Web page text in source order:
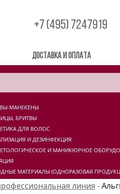
+7 (495) 7247919
Доставка и оплата
МАНЕКЕНЫ
БРИТВЫ
ДЛЯ ВОЛОС
И ДЕЗИНФЕКЦИЯ
И МАНИКЮРНОЕ
МАТЕРИАЛЫ (ОДНОРАЗОВАЯ
линия -